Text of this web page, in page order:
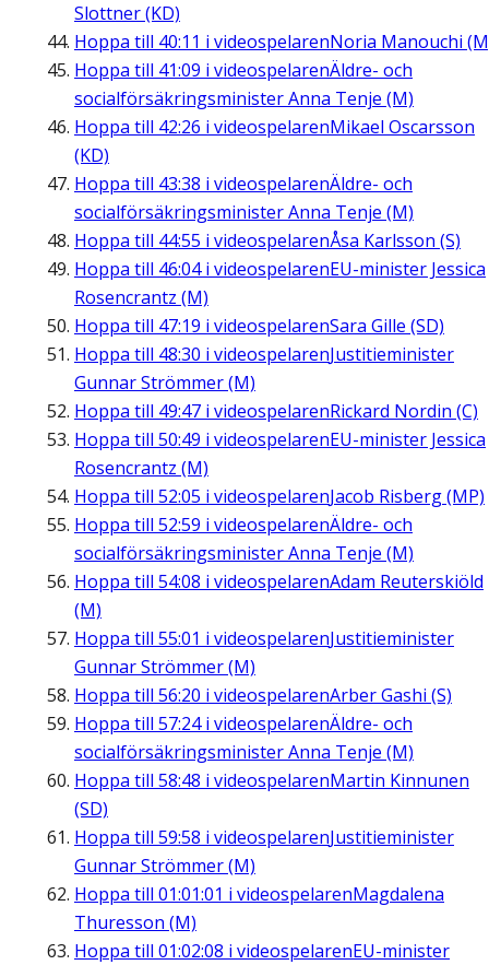
Slottner (KD)
Hoppa till 40:11 i videospelarenNoria Manouchi
Hoppa till 41:09 i videospelarenÄldre- och
socialförsäkringsminister Anna Tenje (M)
Hoppa till 42:26 i videospelarenMikael Oscarsson
(KD)
Hoppa till 43:38 i videospelarenÄldre- och
socialförsäkringsminister Anna Tenje (M)
Hoppa till 44:55 i videospelarenÅsa Karlsson (S)
Hoppa till 46:04i videospelarenEU-minister Jessica
Rosencrantz (M)
Hoppa till 47:19 i videospelarenSara Gille (SD)
Hoppa till 48:30 i videospelarenJustitieminister
Gunnar Strömmer (M)
Hoppa till 49:47 i videospelarenRickard Nordin (C)
Hoppa till 50:49 i videospelarenEU-minister Jessica
Rosencrantz (M)
Hoppa till 52:05 i videospelarenJacob Risberg (MP)
Hoppa till 52:59 i videospelarenÄldre- och
socialförsäkringsminister Anna Tenje (M)
Hoppa till 54:08 i videospelarenAdam Reuterskiöld
(M)
Hoppa till 55:01 i videospelarenJustitieminister
Gunnar Strömmer (M)
Hoppa till 56:20 i videospelarenArber Gashi (S)
Hoppa till 57:24i videospelarenÄldre- och
socialförsäkringsminister Anna Tenje (M)
Hoppa till 58:48 i videospelarenMartin Kinnunen
(SD)
Hoppa till 59:58 i videospelarenJustitieminister
Gunnar Strömmer (M)
Hoppa till 01:01:01 i videospelarenMagdalena
Thuresson (M)
Hoppa till 01:02:08 i videospelarenEU-minister